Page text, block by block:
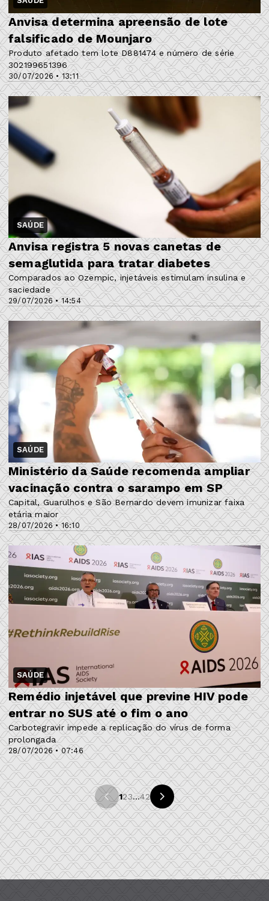
30/07/2026 • 13:11
Anvisa determina apreensão de lote
falsificado de Mounjaro
Produto afetado tem lote D881474 e número de série
302199651396
SAÚDE
29/07/2026 • 14:54
Anvisa registra 5 novas canetas de
semaglutida para tratar diabetes
Comparados ao Ozempic, injetáveis estimulam insulina e
saciedade
SAÚDE
28/07/2026 • 16:10
Ministério da Saúde recomenda ampliar
vacinação contra o sarampo em SP
Capital, Guarulhos e São Bernardo devem imunizar faixa
etária maior
SAÚDE
28/07/2026 • 07:46
Remédio injetável que previne HIV pode
entrar no SUS até o fim o ano
Carbotegravir impede a replicação do vírus de forma
prolongada
123...42